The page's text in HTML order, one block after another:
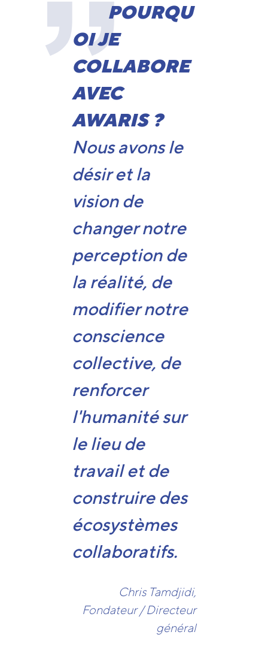
POURQU
OI JE
COLLABORE
AVEC
AWARIS ?
Nous avons le
désir et la
vision de
changer notre
perception de
la réalité, de
modifier notre
conscience
collective, de
renforcer
l'humanité sur
le lieu de
travail et de
construire des
écosystèmes
collaboratifs.
Chris Tamdjidi,
Fondateur / Directeur
général